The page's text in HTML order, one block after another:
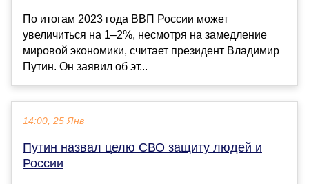
По итогам 2023 года ВВП России может
увеличиться на 1–2%, несмотря на замедление
мировой экономики, считает президент Владимир
Путин. Он заявил об эт...
14:00, 25 Янв
Путин назвал целю СВО защиту людей и
России